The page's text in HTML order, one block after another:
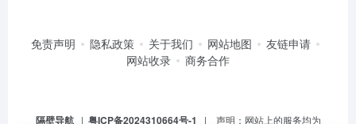
免责声明 隐私政策 关于我们 网站地图
友链申请
网站收录
商务合作
隔壁导航| 粤ICP备2024310664号-1 | 声明：网站上的服务均为